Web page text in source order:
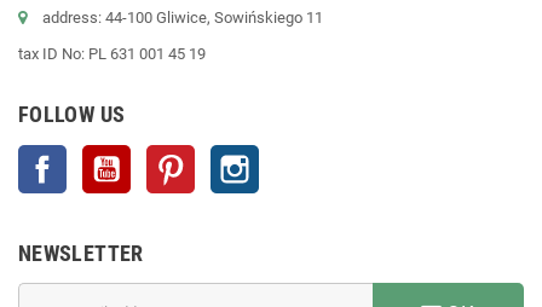
address: 44-100 Gliwice, Sowińskiego 11
tax ID No: PL 631 001 45 19
FOLLOW US
Facebook YouTube Pinterest
NEWSLETTER